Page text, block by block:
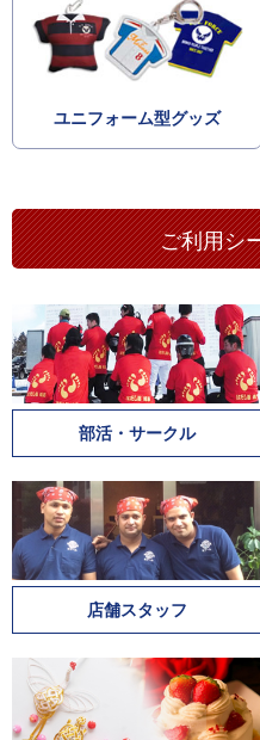
ユニフォーム型グッズ
ご利用シ
部活・サークル
店舗スタッフ